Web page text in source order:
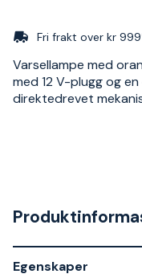
Fri frakt over kr
Varsellampe med
med 12 V-plugg og
direktedrevet
Egenskaper